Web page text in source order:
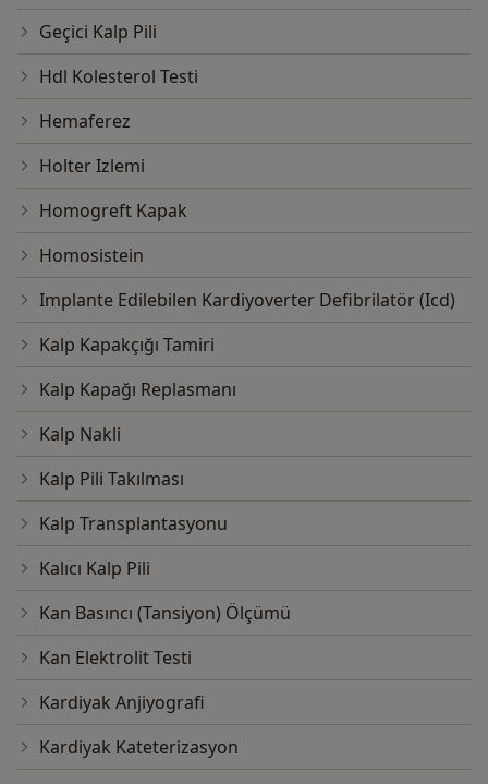
Geçici Kalp Pili
Hdl Kolesterol Testi
Hemaferez
Holter Izlemi
Homogreft Kapak
Homosistein
Implante Edilebilen Kardiyoverter Defibrilatör (Icd)
Kalp Kapakçığı Tamiri
Kalp Kapağı Replasmanı
Kalp Nakli
Kalp Pili Takılması
Kalp Transplantasyonu
Kalıcı Kalp Pili
Kan Basıncı (Tansiyon) Ölçümü
Kan Elektrolit Testi
Kardiyak Anjiyografi
Kardiyak Kateterizasyon